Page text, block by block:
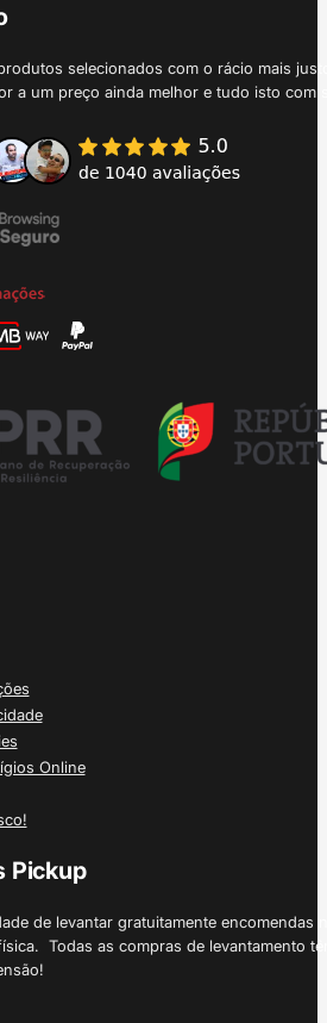
selecionados com o rácio mais
a um preço ainda melhor e tudo isto
Online
Pickup
de levantar gratuitamente
Todas as compras de levantamento